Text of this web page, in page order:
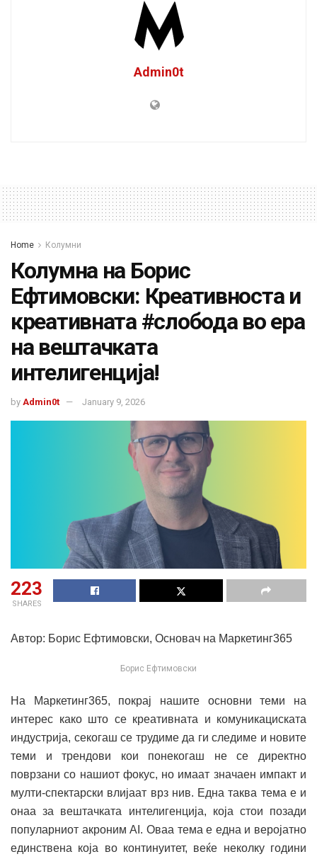
Admin0t
Home Колумни
Колумна на Борис
Ефтимовски: Креативноста и
креативната #слобода во ера
на вештачката
интелигенција!
by Admin0t January 9, 2026
223
SHARES
Автор: Борис Ефтимовски, Основач на Маркетинг365
Борис Ефтимовски
На Маркетинг365, покрај нашите основни теми на
интерес како што се креативната и комуникациската
индустрија, секогаш се трудиме да ги следиме и новите
теми и трендови кои понекогаш не се директно
поврзани со нашиот фокус, но имаат значаен импакт и
мулти-спектарски влијаат врз нив. Една таква тема е и
онаа за вештачката интелигенција, која стои позади
популарниот акроним AI. Оваа тема е една и веројатно
единствена која во континуитет, веќе неколку години